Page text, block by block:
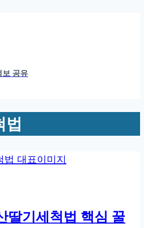
보 공유
법
딸기세척법 핵심 꿀